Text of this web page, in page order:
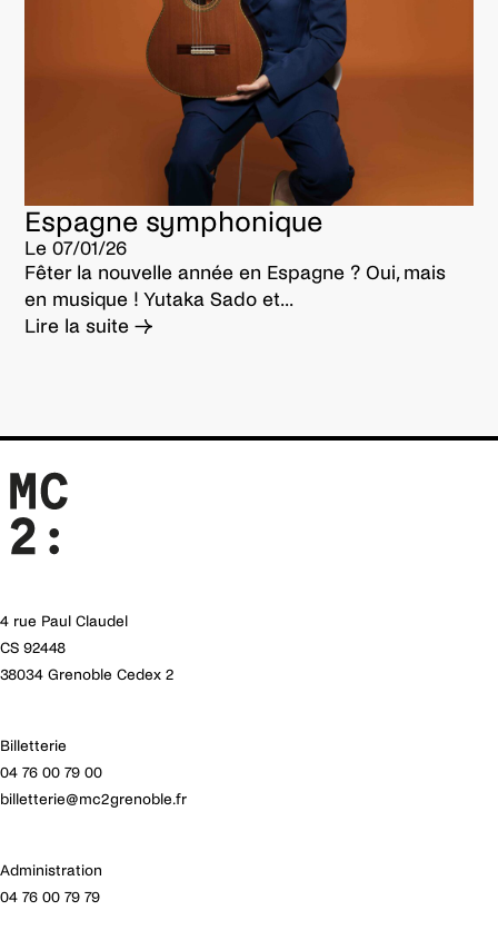
Espagne symphonique
Le 07/01/26
Fêter la nouvelle année en Espagne ? Oui, mais
en musique ! Yutaka Sado et...
Lire la suite →
4 rue Paul Claudel
CS 92448
38034 Grenoble Cedex 2
Billetterie
04 76 00 79 00
billetterie@mc2grenoble.fr
Administration
04 76 00 79 79